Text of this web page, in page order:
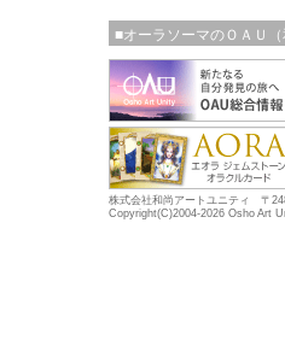
■オーラソーマのＯＡＵ
株式会社和尚アートユニティ 〒
Copyright(C)2004-2026 Osho Art